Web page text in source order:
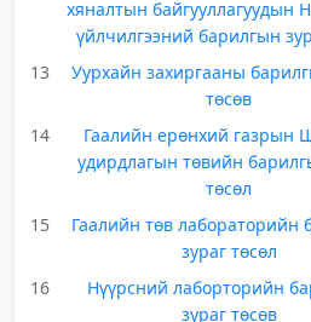
хяналтын байгууллагуудын
үйлчилгээний барилгын
13
Уурхайн захиргааны
төсөв
14
Гаалийн ерөнхий газрын
удирдлагын төвийн
төсөл
15
Гаалийн төв лабораторийн
зураг төсөл
16
Нүүрсний лаборторийн
зураг төсөв